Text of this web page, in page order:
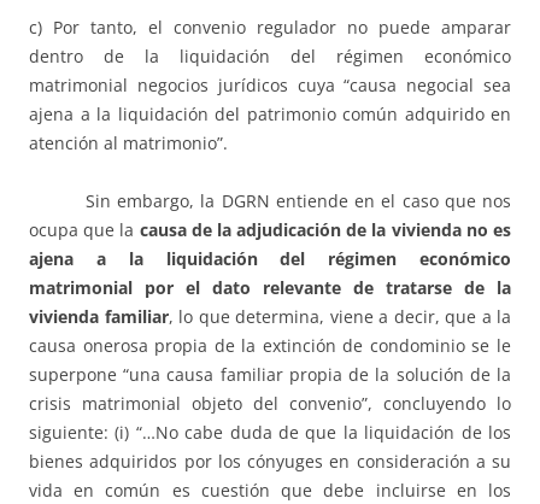
c) Por tanto, el convenio regulador no puede amparar
dentro de la liquidación del régimen económico
matrimonial negocios jurídicos cuya “causa negocial sea
ajena a la liquidación del patrimonio común adquirido en
atención al matrimonio”.
Sin embargo, la DGRN entiende en el caso que nos
ocupa que la causa de la adjudicación de la vivienda no es
ajena a la liquidación del régimen económico
matrimonial por el dato relevante de tratarse de la
vivienda familiar, lo que determina, viene a decir, que a la
causa onerosa propia de la extinción de condominio se le
superpone “una causa familiar propia de la solución de la
crisis matrimonial objeto del convenio”, concluyendo lo
siguiente: (i) “…No cabe duda de que la liquidación de los
bienes adquiridos por los cónyuges en consideración a su
vida en común es cuestión que debe incluirse en los